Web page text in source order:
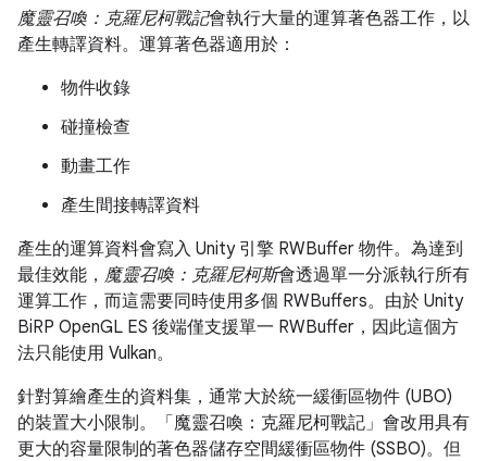
魔靈召喚：克羅尼柯戰記會執行大量的運算著色器工作，以
產生轉譯資料。運算著色器適用於：
物件收錄
碰撞檢查
動畫工作
產生間接轉譯資料
產生的運算資料會寫入 Unity 引擎 RWBuffer 物件。為達到
最佳效能， 魔靈召喚：克羅尼柯斯會透過單一分派執行所有
運算工作，而這需要同時使用多個 RWBuffers。由於 Unity
BiRP OpenGL ES 後端僅支援單一 RWBuffer，因此這個方
法只能使用 Vulkan。
針對算繪產生的資料集，通常大於統一緩衝區物件 (UBO)
的裝置大小限制。「魔靈召喚：克羅尼柯戰記」會改用具有
更大的容量限制的著色器儲存空間緩衝區物件 (SSBO)。 但